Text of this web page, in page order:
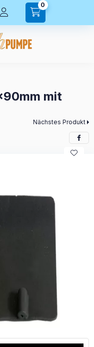
0
mit
Nächstes Produkt